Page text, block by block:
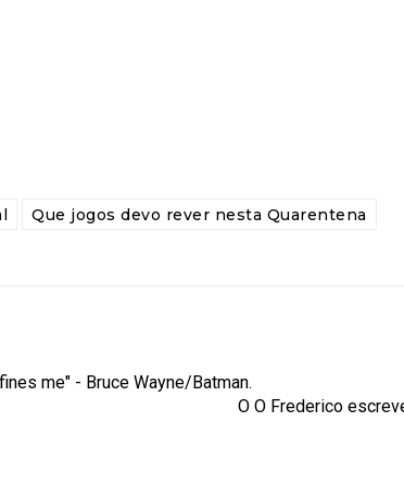
Que jogos devo rever nesta Quarentena
me" - Bruce Wayne/Batman.
escreve